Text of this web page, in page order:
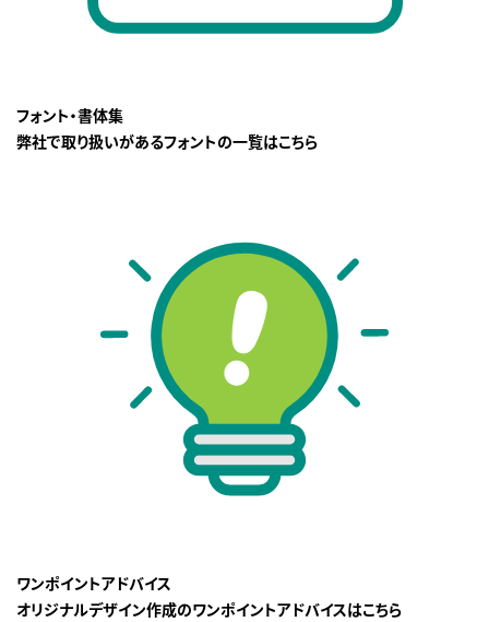
フォント・書体集
弊社で取り扱いがあるフォントの一覧はこちら
ワンポイントアドバイス
オリジナルデザイン作成のワンポイントアドバイスはこちら